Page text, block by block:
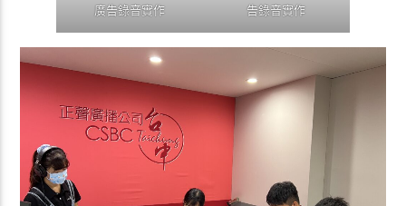
廣告錄音實作
告錄音實作